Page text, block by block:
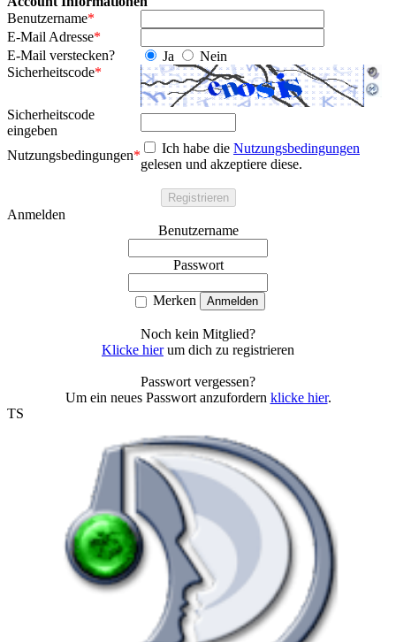
Benutzername*
E-Mail Adresse*
E-Mail verstecken?
Ja
Nein
Sicherheitscode*
Sicherheitscode
eingeben
Nutzungsbedingungen* Ich habe die Nutzungsbedingungen
gelesen und akzeptiere diese.
Anmelden
Benutzername
Passwort
Merken
Noch kein Mitglied?
Klicke hierum dich zu registrieren
Passwort vergessen?
Um ein neues Passwort anzufordern klicke hier.
TS